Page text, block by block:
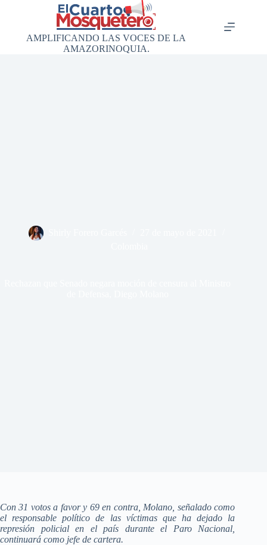
AMPLIFICANDO LAS VOCES DE LA
AMAZORINOQUIA.
Con 31 votos a favor y 69 en contra, Molano, señalado como
el responsable político de las víctimas que ha dejado la
represión policial en el país durante el Paro Nacional,
continuará como jefe de cartera.